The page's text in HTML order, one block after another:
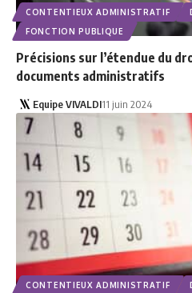
CONTENTIEUX ADMINISTRATIF
FONCTION PUBLIQUE
Précisions sur l’étendue du
documents administratifs
Equipe VIVALDI11 juin 2024
CONTENTIEUX ADMINISTRATIF